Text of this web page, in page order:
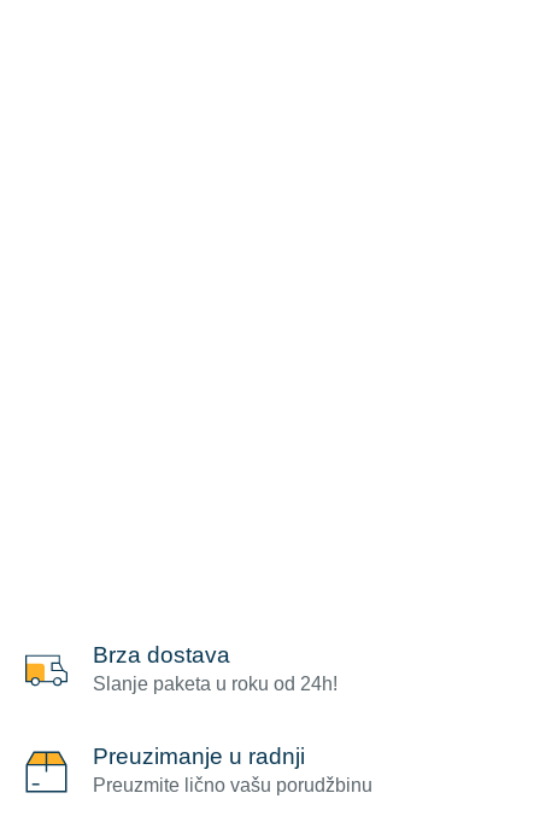
Brza dostava
Slanje paketa u roku od 24h!
Preuzimanje u radnji
Preuzmite lično vašu porudžbinu